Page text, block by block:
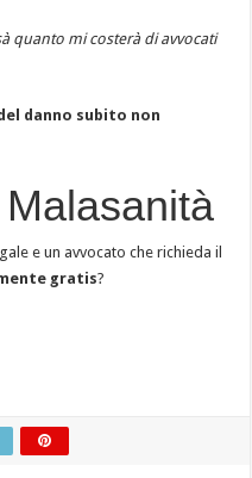
quanto mi costerà di avvocati
danno subito non
e un avvocato che richieda il
gratis?